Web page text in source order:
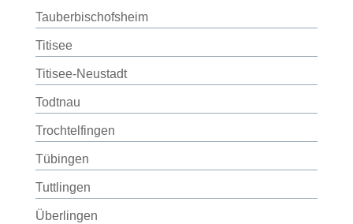
Tauberbischofsheim
Titisee
Titisee-Neustadt
Todtnau
Trochtelfingen
Tübingen
Tuttlingen
Überlingen